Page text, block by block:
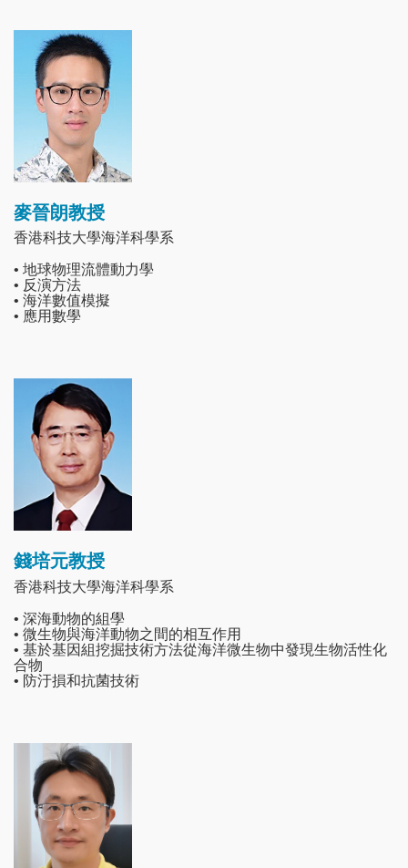
Image
麥晉朗教授
香港科技大學海洋科學系
• 地球物理流體動力學
• 反演方法
• 海洋數值模擬
• 應用數學
Image
錢培元教授
香港科技大學海洋科學系
• 深海動物的組學
• 微生物與海洋動物之間的相互作用
• 基於基因組挖掘技術方法從海洋微生物中發現生物活性化
合物
• 防汙損和抗菌技術
Image